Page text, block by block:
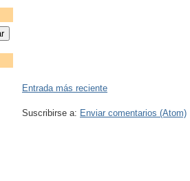
Entrada más reciente
Suscribirse a: Enviar comentarios (Atom)